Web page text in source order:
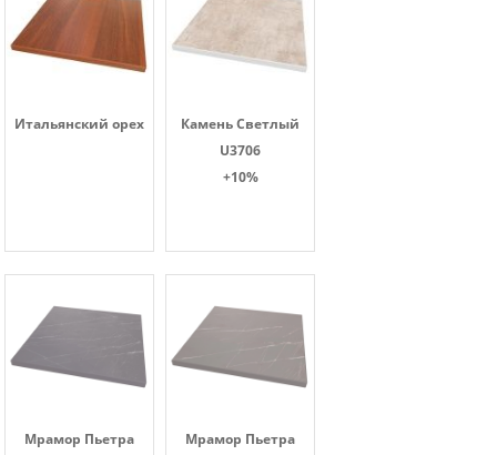
Итальянский орех
Камень Светлый
U3706
+10%
Мрамор Пьетра
Мрамор Пьетра